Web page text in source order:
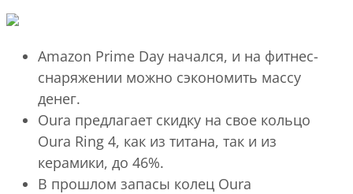
Amazon Prime Day начался, и на фитнес-
снаряжении можно сэкономить массу
денег.
Oura предлагает скидку на свое кольцо
Oura Ring 4, как из титана, так и из
керамики, до 46%.
В прошлом запасы колец Oura